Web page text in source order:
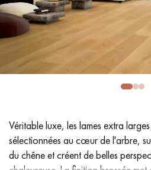
PARQUET VIEILLI
PARQUET LAMES LARGES XXL
ACCESSOIRES PARQUET
Nos conseillers sont
0805 82
Véritable luxe, les lames extra
sélectionnées au cœur de l'arbre,
du chêne et créent de belles